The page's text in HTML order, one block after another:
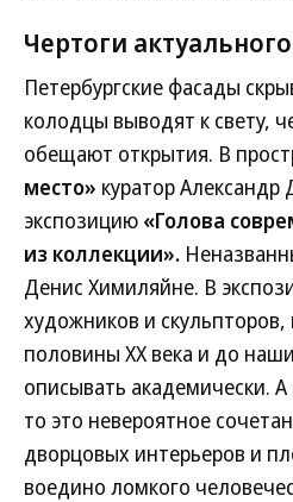
Чертоги актуального
Петербургские фасады
колодцы выводят к свету,
обещают открытия. В
место» куратор
экспозицию «Голова
из коллекции».
Денис Химиляйне. В
художников и
половины XX века и до
описывать академически.
то это невероятное
дворцовых интерьеров и
воедино ломкого